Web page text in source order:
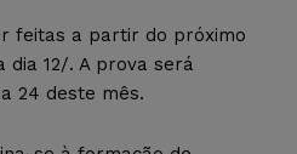
feitas a partir do próximo
dia 12/. A prova será
24 deste mês.